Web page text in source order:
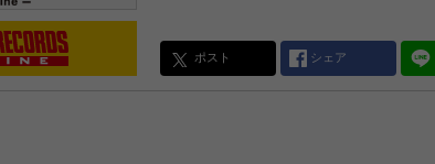
ポスト シェア